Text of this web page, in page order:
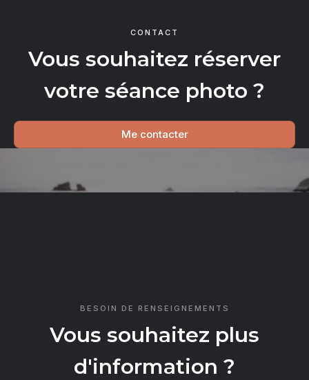
CONTACT
Vous souhaitez réserver
votre séance photo ?
Me contacter
BESOIN DE RENSEIGNEMENTS
Vous souhaitez plus
d'information ?